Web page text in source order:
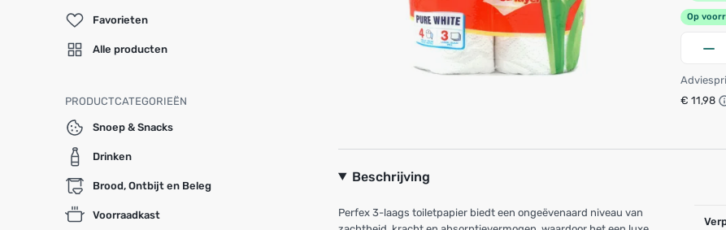
Favorieten
Alle producten
PRODUCTCATEGORIEËN
Snoep & Snacks
Drinken
Brood, Ontbijt en Beleg
Voorraadkast
Op
€ 11,98
Beschrijving
Perfex 3-laags toiletpapier biedt een ongeëvenaard niveau van